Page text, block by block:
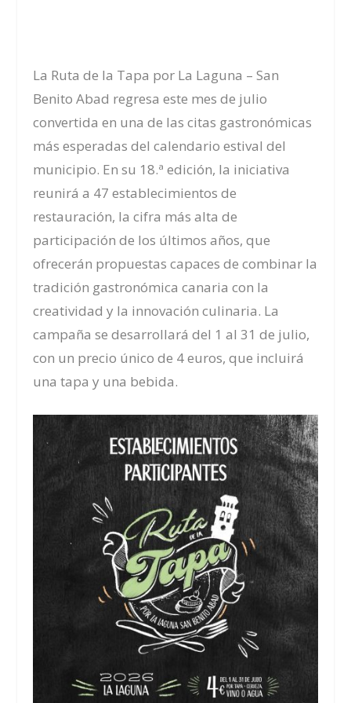
La Ruta de la Tapa por La Laguna – San
Benito Abad regresa este mes de julio
convertida en una de las citas gastronómicas
más esperadas del calendario estival del
municipio. En su 18.ª edición, la iniciativa
reunirá a 47 establecimientos de
restauración, la cifra más alta de
participación de los últimos años, que
ofrecerán propuestas capaces de combinar la
tradición gastronómica canaria con la
creatividad y la innovación culinaria. La
campaña se desarrollará del 1 al 31 de julio,
con un precio único de 4 euros, que incluirá
una tapa y una bebida.